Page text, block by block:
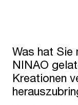
Was hat Sie
NINAO
Kreationen